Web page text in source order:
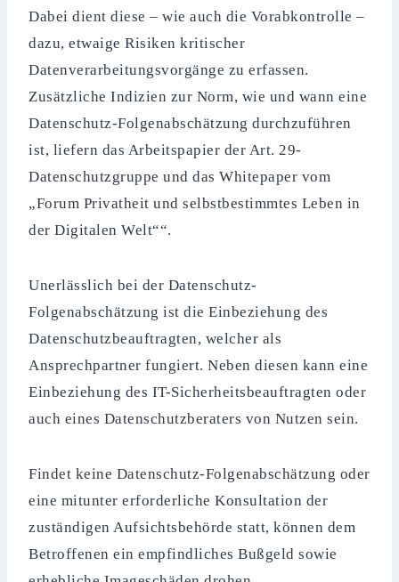
Dabei dient diese – wie auch die Vorabkontrolle –
dazu, etwaige Risiken kritischer
Datenverarbeitungsvorgänge zu erfassen.
Zusätzliche Indizien zur Norm, wie und wann eine
Datenschutz-Folgenabschätzung durchzuführen
ist, liefern das Arbeitspapier der Art. 29-
Datenschutzgruppe und das Whitepaper vom
„Forum Privatheit und selbstbestimmtes Leben in
der Digitalen Welt““.
Unerlässlich bei der Datenschutz-
Folgenabschätzung ist die Einbeziehung des
Datenschutzbeauftragten, welcher als
Ansprechpartner fungiert. Neben diesen kann eine
Einbeziehung des IT-Sicherheitsbeauftragten oder
auch eines Datenschutzberaters von Nutzen sein.
Findet keine Datenschutz-Folgenabschätzung oder
eine mitunter erforderliche Konsultation der
zuständigen Aufsichtsbehörde statt, können dem
Betroffenen ein empfindliches Bußgeld sowie